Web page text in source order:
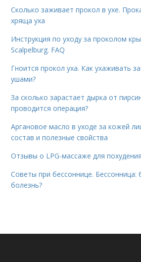
Сколько заживает прокол в ухе.
хряща уха
Инструкция по уходу за проколом
Scalpelburg. FAQ
Гноится прокол уха. Как ухаживать
ушами?
За сколько зарастает дырка от
проводится операция?
Аргановое масло в уходе за кожей
состав и полезные свойства
Отзывы о LPG-массаже для
Советы при бессоннице. Бессонница:
болезнь?